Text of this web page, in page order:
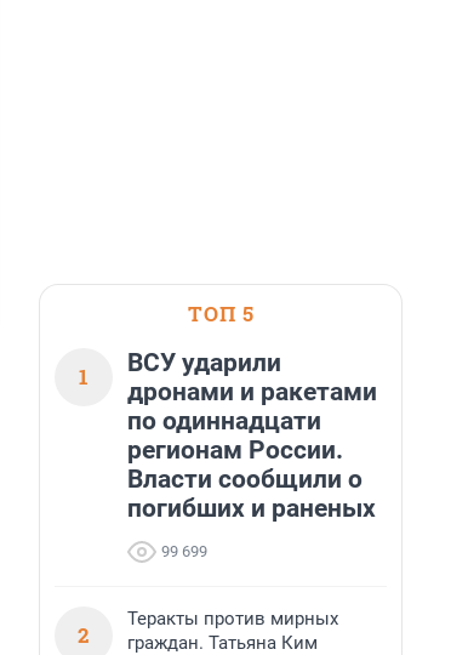
ТОП 5
1
ВСУ ударили
дронами и ракетами
по одиннадцати
регионам России.
Власти сообщили о
погибших и раненых
99 699
2
Теракты против мирных
граждан. Татьяна Ким